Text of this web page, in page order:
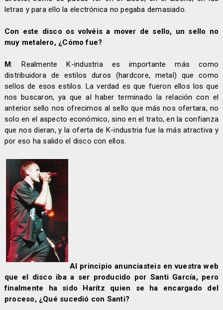
letras y para ello la electrónica no pegaba demasiado.
Con este disco os volvéis a mover de sello, un sello no
muy metalero, ¿Cómo fue?
M: Realmente K-industria es importante más como
distribuidora de estilos duros (hardcore, metal) que como
sellos de esos estilos. La verdad es que fueron ellos los que
nos buscaron, ya que al haber terminado la relación con el
anterior sello nos ofrecimos al sello que más nos ofertara, no
solo en el aspecto económico, sino en el trato, en la confianza
que nos dieran, y la oferta de K-industria fue la más atractiva y
por eso ha salido el disco con ellos.
Al principio anunciasteis en vuestra web
que el disco iba a ser producido por Santi García, pero
finalmente ha sido Haritz quien se ha encargado del
proceso, ¿Qué sucedió con Santi?